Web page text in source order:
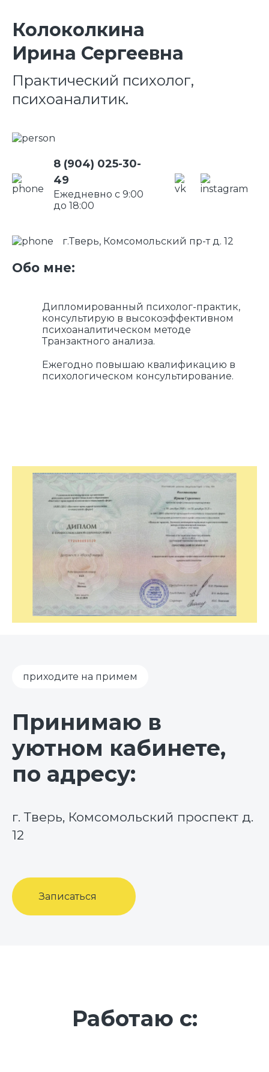
Колоколкина
Ирина Сергеевна
Практический психолог,
психоаналитик.
Обо мне:
Дипломированный психолог-практик,
консультирую в высокоэффективном
психоаналитическом методе
Транзактного анализа.
Ежегодно повышаю квалификацию в
психологическом консультирование.
8 (904) 025-30-
49
Ежедневно с 9:00
до 18:00
г.Тверь, Комсомольский пр-т д. 12
приходите на примем
Принимаю в
уютном кабинете,
по адресу:
г. Тверь, Комсомольский проспект д.
12
Записаться
Работаю с: